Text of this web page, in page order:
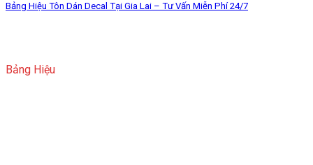
Bảng Hiệu Tôn Dán Decal Tại Gia Lai – Tư Vấn Miễn Phí 24/7
Bảng Hiệu